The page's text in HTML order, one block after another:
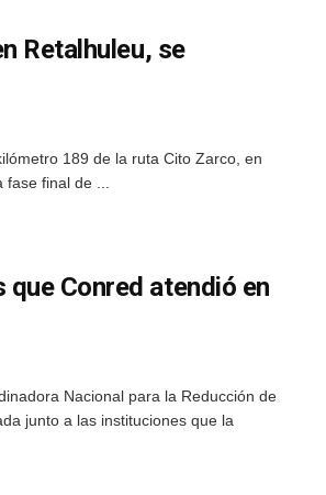
Retalhuleu, se
189 de la ruta Cito Zarco, en
final de ...
Conred atendió en
Nacional para la Reducción de
junto a las instituciones que la